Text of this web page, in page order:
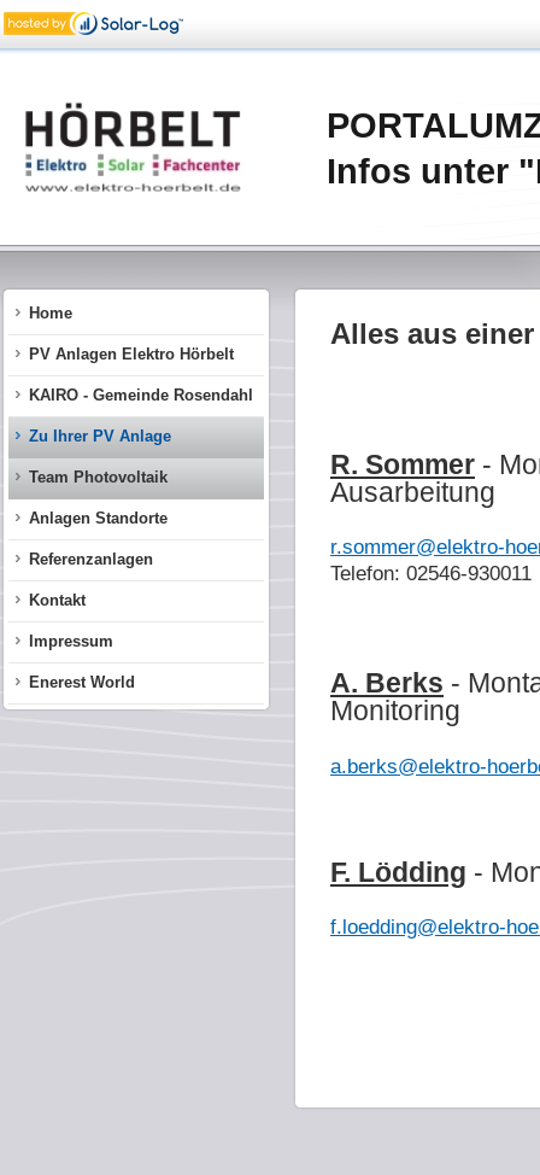
Infos unter
Home
PV Anlagen Elektro Hörbelt
KAIRO - Gemeinde Rosendahl
Zu Ihrer PV Anlage
Team Photovoltaik
Anlagen Standorte
Referenzanlagen
Kontakt
Impressum
Enerest World
Alles aus
R. Sommer -
Ausarbeitung
r.sommer@elektro-
Telefon: 02546-930011
A. Berks -
Monitoring
a.berks@elektro-
F. Lödding -
f.loedding@elektro-